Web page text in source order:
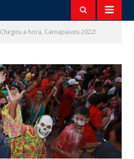
Chegou a hora, Carnapauxis 2022!